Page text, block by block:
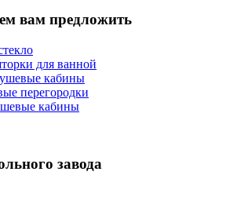
вам предложить
для ванной
кабины
перегородки
кабины
завода